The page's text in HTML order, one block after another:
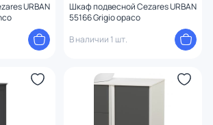
URBAN
Шкаф подвесной Cezares URBAN
55166 Grigio opaco
В наличии 1 шт.